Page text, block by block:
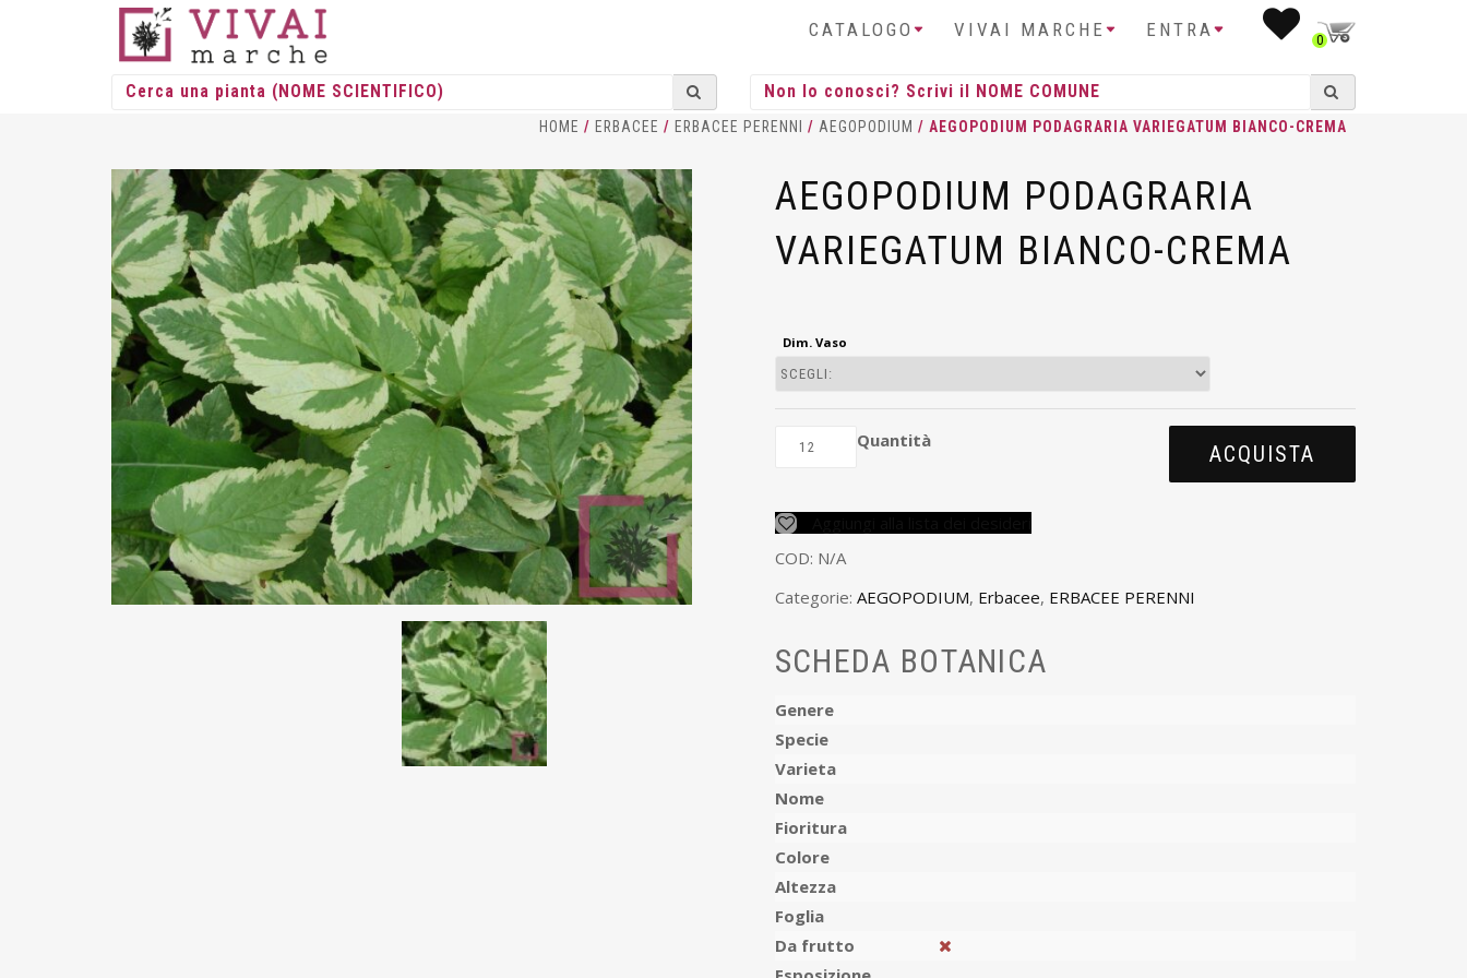
CATALOGO VIVAI MARCHE ENTRA 0
HOME / ERBACEE / ERBACEE PERENNI / AEGOPODIUM / AEGOPODIUM PODAGRARIA VARIEGATUM BIANCO-CREMA
AEGOPODIUM PODAGRARIA
VARIEGATUM BIANCO-CREMA
Dim. Vaso
Quantità
ACQUISTA
COD: N/A
Categorie: AEGOPODIUM, Erbacee, ERBACEE PERENNI
SCHEDA BOTANICA
Genere
Specie
Varieta
Nome
Fioritura
Colore
Altezza
Foglia
Da frutto